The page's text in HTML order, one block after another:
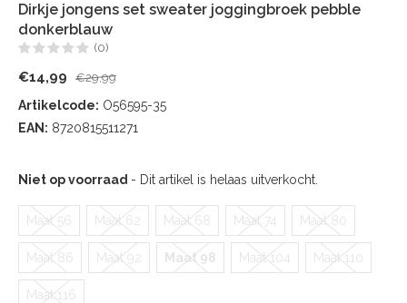
Dirkje jongens set sweater joggingbroek pebble
donkerblauw
(0)
€14,99 €29,99
Artikelcode: O56595-35
EAN: 8720815511271
Niet op voorraad - Dit artikel is helaas uitverkocht.
Maat 56 Maat 62 Maat 68 Maat 74 Maat 80
Maat 86 Maat 92 Maat 98 Maat 104 Maat 110
Maat 116